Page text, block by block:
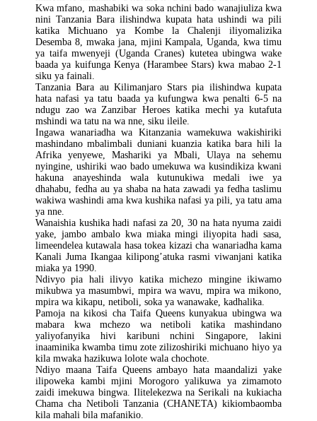
Kwa mfano, mashabiki wa soka nchini bado wanajiuliza kwa
nini Tanzania Bara ilishindwa kupata hata ushindi wa pili
katika Michuano ya Kombe la Chalenji iliyomalizika
Desemba 8, mwaka jana, mjini Kampala, Uganda, kwa timu
ya taifa mwenyeji (Uganda Cranes) kutetea ubingwa wake
baada ya kuifunga Kenya (Harambee Stars) kwa mabao 2-1
siku ya fainali.
Tanzania Bara au Kilimanjaro Stars pia ilishindwa kupata
hata nafasi ya tatu baada ya kufungwa kwa penalti 6-5 na
ndugu zao wa Zanzibar Heroes katika mechi ya kutafuta
mshindi wa tatu na wa nne, siku ileile.
Ingawa wanariadha wa Kitanzania wamekuwa wakishiriki
mashindano mbalimbali duniani kuanzia katika bara hili la
Afrika yenyewe, Mashariki ya Mbali, Ulaya na sehemu
nyingine, ushiriki wao bado umekuwa wa kusindikiza kwani
hakuna anayeshinda wala kutunukiwa medali iwe ya
dhahabu, fedha au ya shaba na hata zawadi ya fedha taslimu
wakiwa washindi ama kwa kushika nafasi ya pili, ya tatu ama
ya nne.
Wanaishia kushika hadi nafasi za 20, 30 na hata nyuma zaidi
yake, jambo ambalo kwa miaka mingi iliyopita hadi sasa,
limeendelea kutawala hasa tokea kizazi cha wanariadha kama
Kanali Juma Ikangaa kilipong’atuka rasmi viwanjani katika
miaka ya 1990.
Ndivyo pia hali ilivyo katika michezo mingine ikiwamo
mikubwa ya masumbwi, mpira wa wavu, mpira wa mikono,
mpira wa kikapu, netiboli, soka ya wanawake, kadhalika.
Pamoja na kikosi cha Taifa Queens kunyakua ubingwa wa
mabara kwa mchezo wa netiboli katika mashindano
yaliyofanyika hivi karibuni nchini Singapore, lakini
inaaminika kwamba timu zote zilizoshiriki michuano hiyo ya
kila mwaka hazikuwa lolote wala chochote.
Ndiyo maana Taifa Queens ambayo hata maandalizi yake
ilipoweka kambi mjini Morogoro yalikuwa ya zimamoto
zaidi imekuwa bingwa. Ilitelekezwa na Serikali na kukiacha
Chama cha Netiboli Tanzania (CHANETA) kikiombaomba
kila mahali bila mafanikio.